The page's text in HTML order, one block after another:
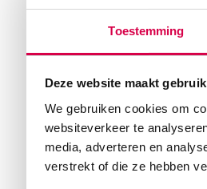
Toestemming
Deze website maakt
We gebruiken cookies om
websiteverkeer te
media, adverteren en
verstrekt of die ze hebben